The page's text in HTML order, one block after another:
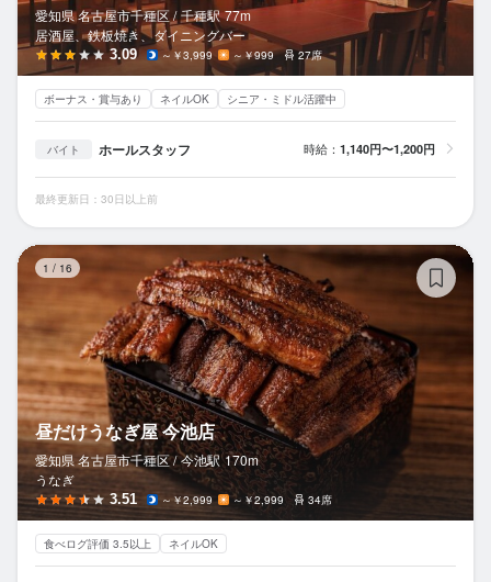
愛知県 名古屋市千種区 / 千種駅 77m
居酒屋、鉄板焼き、ダイニングバー
3.09 ～￥3,999 ～￥999 27席
ボーナス・賞与あり ネイルOK シニア・ミドル活躍中
バイト ホールスタッフ 時給： 1,140円〜1,200円
最終更新日：30日以上前
1 / 16
昼だけうなぎ屋 今池店
愛知県 名古屋市千種区 / 今池駅 170m
うなぎ
3.51 ～￥2,999 ～￥2,999 34席
食べログ評価 3.5以上 ネイルOK